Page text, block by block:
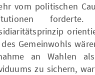
vom politischen
Gemeinwohls
an Wahlen
zu sichern,